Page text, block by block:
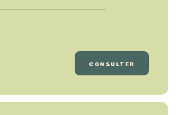
CONSULTER